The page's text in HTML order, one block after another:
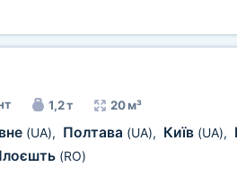
1,2 т 20 м³
(UA), Полтава (UA), Київ (UA),
(RO)